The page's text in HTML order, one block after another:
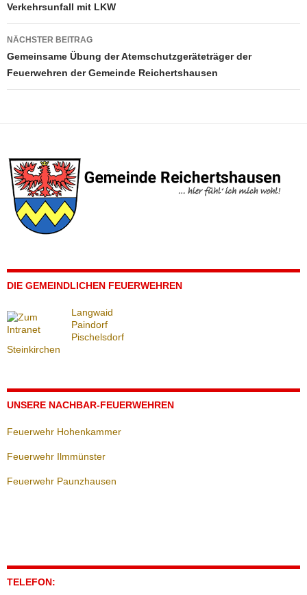
Verkehrsunfall mit LKW
NÄCHSTER BEITRAG
Gemeinsame Übung der Atemschutzgeräteträger der
Feuerwehren der Gemeinde Reichertshausen
DIE GEMEINDLICHEN FEUERWEHREN
Langwaid
Paindorf
Pischelsdorf
Steinkirchen
UNSERE NACHBAR-FEUERWEHREN
Feuerwehr Hohenkammer
Feuerwehr Ilmmünster
Feuerwehr Paunzhausen
TELEFON: